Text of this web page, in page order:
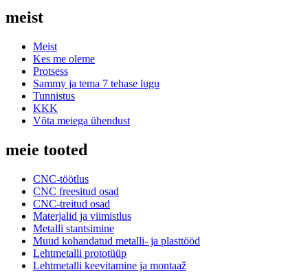
meist
Meist
Kes me oleme
Protsess
Sammy ja tema 7 tehase lugu
Tunnistus
KKK
Võta meiega ühendust
meie tooted
CNC-töötlus
CNC freesitud osad
CNC-treitud osad
Materjalid ja viimistlus
Metalli stantsimine
Muud kohandatud metalli- ja plasttööd
Lehtmetalli prototüüp
Lehtmetalli keevitamine ja montaaž